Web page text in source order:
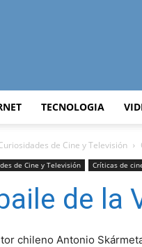
TECNOLOGIA
de Cine y Televisión
de Cine y Televisión Críticas de
de la
chileno Antonio